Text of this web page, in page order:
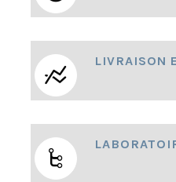
LIVRAISON